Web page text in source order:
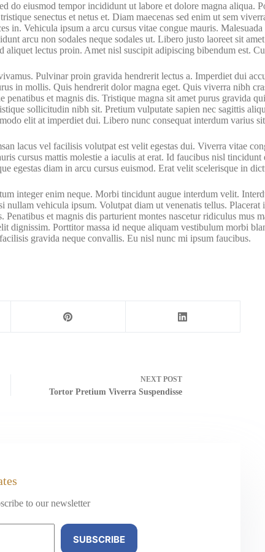
do eiusmod tempor incididunt ut labore et dolore magna aliqua.
senectus et netus et. Diam maecenas sed enim ut sem
in. Vehicula ipsum a arcu cursus vitae congue mauris.
arcu non sodales neque sodales ut. Libero justo laoreet sit
aliquet lectus proin. Amet nisl suscipit adipiscing bibendum est.
Pulvinar proin gravida hendrerit lectus a. Imperdiet dui
in mollis. Quis hendrerit dolor magna eget. Quis viverra nibh
penatibus et magnis dis. Tristique magna sit amet purus gravida
sollicitudin nibh sit. Pretium vulputate sapien nec sagittis
elit at imperdiet dui. Libero nunc consequat interdum varius
lacus vel facilisis volutpat est velit egestas dui. Viverra vitae
cursus mattis molestie a iaculis at erat. Id faucibus nisl
egestas diam in arcu cursus euismod. Erat velit scelerisque in
integer enim neque. Morbi tincidunt augue interdum velit.
vehicula ipsum. Volutpat diam ut venenatis tellus.
et magnis dis parturient montes nascetur ridiculus mus
dignissim. Porttitor massa id neque aliquam vestibulum morbi
gravida neque convallis. Eu nisl nunc mi ipsum faucibus.
NEXT POST
Tortor Pretium Viverra Suspendisse
to our newsletter
SUBSCRIBE